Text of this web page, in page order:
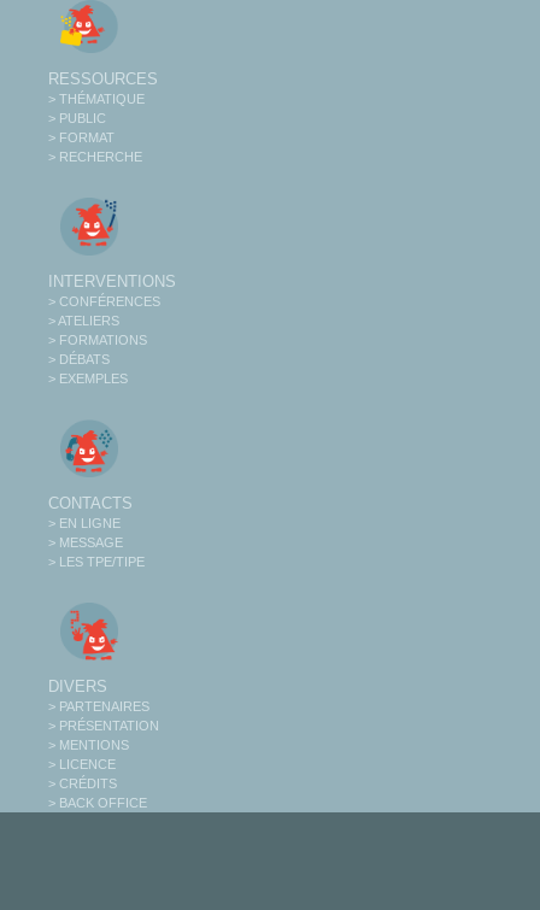
RESSOURCES
> THÉMATIQUE
> PUBLIC
> FORMAT
> RECHERCHE
INTERVENTIONS
> CONFÉRENCES
> ATELIERS
> FORMATIONS
> DÉBATS
> EXEMPLES
CONTACTS
> EN LIGNE
> MESSAGE
> LES TPE/TIPE
DIVERS
> PARTENAIRES
> PRÉSENTATION
> MENTIONS
> LICENCE
> CRÉDITS
> BACK OFFICE